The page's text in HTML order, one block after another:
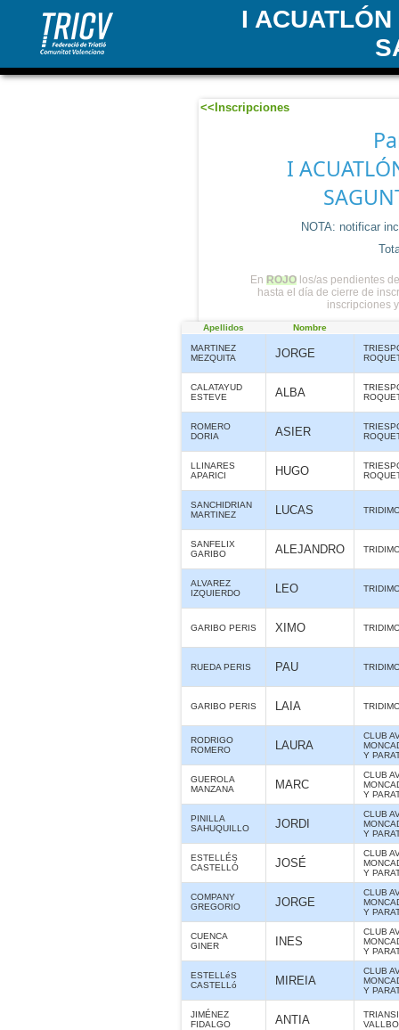
I
<<Inscripciones
I
NOTA: notificar
EnROJO los/as pendientes
hasta el día de cierre de
inscripciones
Apellidos Nombre
MARTINEZ
MEZQUITA
JORGE
CALATAYUD
ESTEVE
ALBA
ROMERO
DORIA
ASIER
LLINARES
APARICI
HUGO
SANCHIDRIAN
MARTINEZ
LUCAS
SANFELIX
GARIBO
ALEJANDRO
ALVAREZ
IZQUIERDO
LEO
GARIBO PERIS XIMO
RUEDA PERIS PAU
GARIBO PERIS LAIA
RODRIGO
ROMERO
LAURA
CLUB
Y
GUEROLA
MANZANA
MARC
CLUB
Y
PINILLA
SAHUQUILLO
JORDI
CLUB
Y
ESTELLÉS
CASTELLÓ
JOSÉ
CLUB
Y
COMPANY
GREGORIO
JORGE
CLUB
Y
CUENCA
GINER
INES
CLUB
Y
ESTELLéS
CASTELLó
MIREIA
CLUB
Y
JIMÉNEZ
FIDALGO
ANTIA